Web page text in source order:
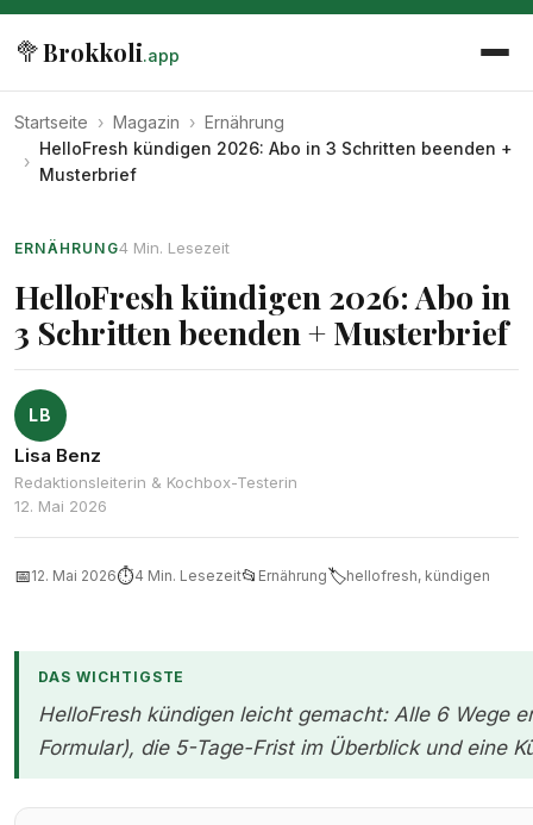
🥦Brokkoli.app
Startseite › Magazin › Ernährung
›
HelloFresh kündigen 2026: Abo in 3 Schritten beenden +
Musterbrief
ERNÄHRUNG4 Min. Lesezeit
HelloFresh kündigen 2026: Abo in
3 Schritten beenden + Musterbrief
LB
Lisa Benz
Redaktionsleiterin & Kochbox-Testerin
12. Mai 2026
📅12. Mai 2026⏱4 Min. Lesezeit📂 Ernährung🏷hellofresh, kündigen
DAS WICHTIGSTE
HelloFresh kündigen leicht gemacht: Alle 6 Wege
Formular), die 5-Tage-Frist im Überblick und eine